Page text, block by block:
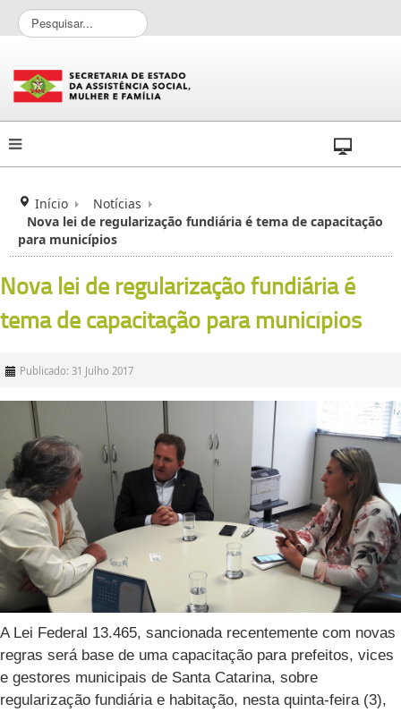
P
e
q
u
i
s
a
Início
Notícias
Nova lei de regularização fundiária é tema de capacitação
para municípios
Nova lei de regularização fundiária é
tema de capacitação para municípios
Publicado: 31 Julho 2017
A Lei Federal 13.465, sancionada recentemente com novas
regras será base de uma capacitação para prefeitos, vices
e gestores municipais de Santa Catarina, sobre
regularização fundiária e habitação, nesta quinta-feira (3),